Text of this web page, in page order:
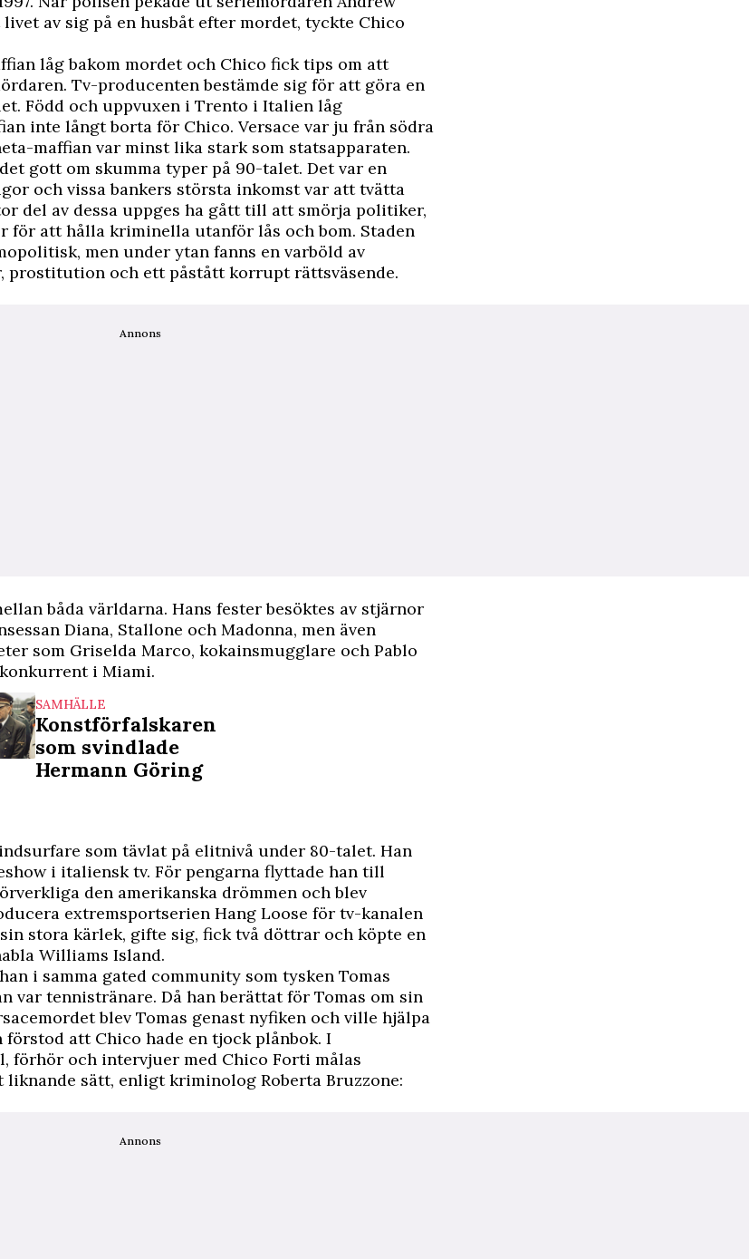
av sig på en husbåt efter mordet, tyckte Chico
låg bakom mordet och Chico fick tips om att
Tv-producenten bestämde sig för att göra en
Född och uppvuxen i Trento i Italien låg
inte långt borta för Chico. Versace var ju från södra
maffian var minst lika stark som statsapparaten.
gott om skumma typer på 90-talet. Det var en
och vissa bankers största inkomst var att tvätta
del av dessa uppges ha gått till att smörja politiker,
för att hålla kriminella utanför lås och bom. Staden
men under ytan fanns en varböld av
prostitution och ett påstått korrupt rättsväsende.
Annons
båda världarna. Hans fester besöktes av stjärnor
Diana, Stallone och Madonna, men även
som Griselda Marco, kokainsmugglare och Pablo
i Miami.
SAMHÄLLE
Konstförfalskaren
som svindlade
Hermann Göring
som tävlat på elitnivå under 80-talet. Han
i italiensk tv. För pengarna flyttade han till
den amerikanska drömmen och blev
extremsportserien Hang Loose för tv-kanalen
sin stora kärlek, gifte sig, fick två döttrar och köpte en
Williams Island.
i samma gated community som tysken Tomas
var tennistränare. Då han berättat för Tomas om sin
blev Tomas genast nyfiken och ville hjälpa
att Chico hade en tjock plånbok. I
förhör och intervjuer med Chico Forti målas
sätt, enligt kriminolog Roberta Bruzzone:
Annons